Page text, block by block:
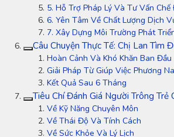
5. Hỗ Trợ Pháp Lý Và Tư Vấn Chế
6. Yên Tâm Về Chất Lượng Dịch
7. Xây Dựng Môi Trường Phát
Câu Chuyện Thực Tế: Chị Lan Tìm
Hoàn Cảnh Và Khó Khăn Ban Đầu
Giải Pháp Từ Giúp Việc Phương
Kết Quả Sau 6 Tháng
Tiêu Chí Đánh Giá Người Trông
Về Kỹ Năng Chuyên Môn
Về Thái Độ Và Tính Cách
Về Sức Khỏe Và Lý Lịch